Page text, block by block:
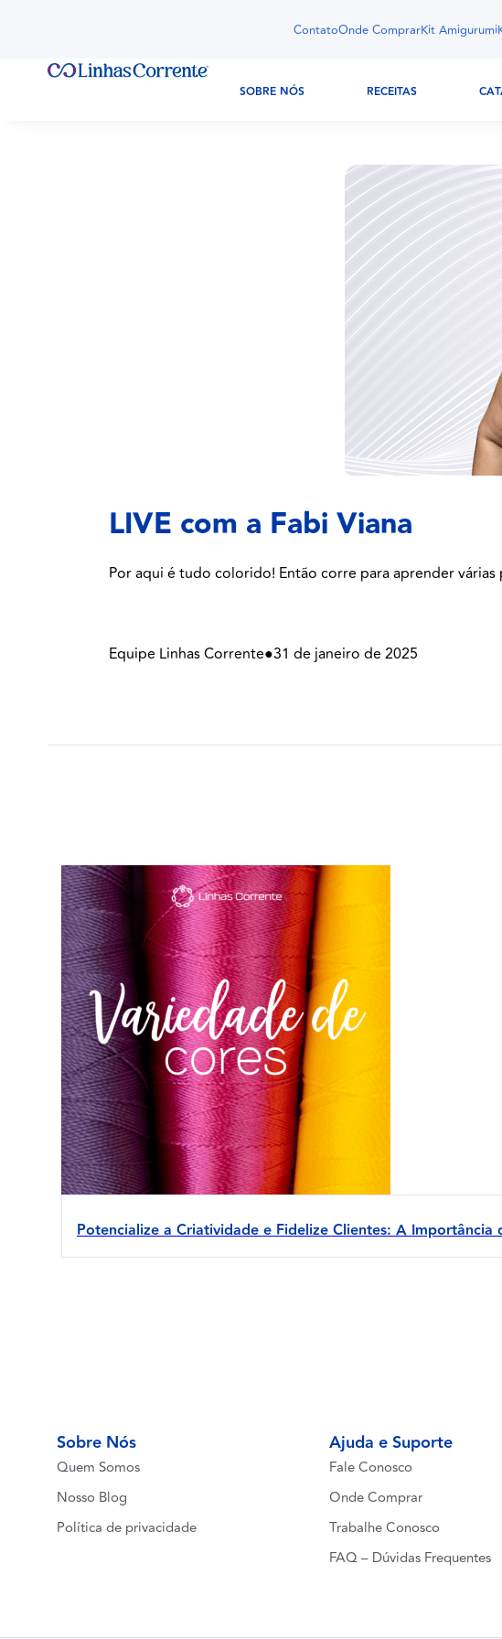
ContatoOnde ComprarKit Amigurumi
SOBRE NÓS RECEITAS
LIVE com a Fabi Viana
Por aqui é tudo colorido! Então corre para aprender
Equipe Linhas Corrente●31 de janeiro de 2025
Potencialize a Criatividade e Fidelize Clientes: A Importância
Sobre Nós
Quem Somos
Nosso Blog
Política de privacidade
Ajuda e Suporte
Fale Conosco
Onde Comprar
Trabalhe Conosco
FAQ – Dúvidas Frequentes